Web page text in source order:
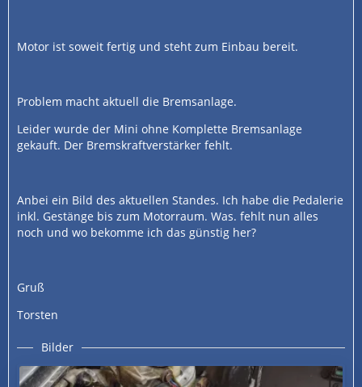
Motor ist soweit fertig und steht zum Einbau bereit.
Problem macht aktuell die Bremsanlage.
Leider wurde der Mini ohne Komplette Bremsanlage
gekauft. Der Bremskraftverstärker fehlt.
Anbei ein Bild des aktuellen Standes. Ich habe die Pedalerie
inkl. Gestänge bis zum Motorraum. Was. fehlt nun alles
noch und wo bekomme ich das günstig her?
Gruß
Torsten
Bilder